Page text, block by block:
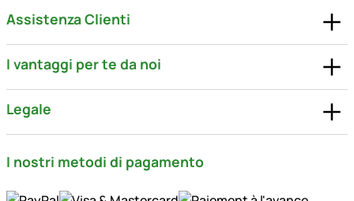
Assistenza Clienti
I vantaggi per te da noi
Legale
I nostri metodi di pagamento